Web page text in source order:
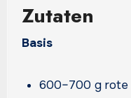
Zutaten
Basis
600–700 g rote